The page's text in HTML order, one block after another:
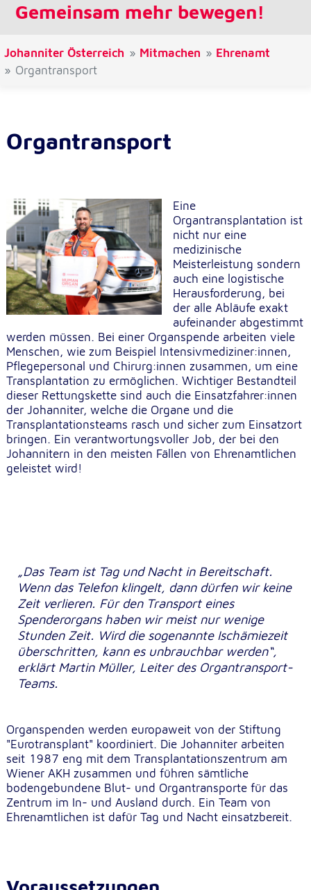
Gemeinsam mehr bewegen!
Johanniter Österreich Mitmachen
Ehrenamt
Organtransport
Organtransport
Eine
Organtransplantation ist
nicht nur eine
medizinische
Meisterleistung sondern
auch eine logistische
Herausforderung, bei
der alle Abläufe exakt
aufeinander abgestimmt
werden müssen. Bei einer Organspende arbeiten viele
Menschen, wie zum Beispiel Intensivmediziner:innen,
Pflegepersonal und Chirurg:innen zusammen, um eine
Transplantation zu ermöglichen. Wichtiger Bestandteil
dieser Rettungskette sind auch die Einsatzfahrer:innen
der Johanniter, welche die Organe und die
Transplantationsteams rasch und sicher zum Einsatzort
bringen. Ein verantwortungsvoller Job, der bei den
Johannitern in den meisten Fällen von Ehrenamtlichen
geleistet wird!
„Das Team ist Tag und Nacht in Bereitschaft.
Wenn das Telefon klingelt, dann dürfen wir keine
Zeit verlieren. Für den Transport eines
Spenderorgans haben wir meist nur wenige
Stunden Zeit. Wird die sogenannte Ischämiezeit
überschritten, kann es unbrauchbar werden“,
erklärt Martin Müller, Leiter des Organtransport-
Teams.
Organspenden werden europaweit von der Stiftung
"Eurotransplant" koordiniert. Die Johanniter arbeiten
seit 1987 eng mit dem Transplantationszentrum am
Wiener AKH zusammen und führen sämtliche
bodengebundene Blut- und Organtransporte für das
Zentrum im In- und Ausland durch. Ein Team von
Ehrenamtlichen ist dafür Tag und Nacht einsatzbereit.
cookie_consent
Einverständnis-Optionen des Benutzers
Statistik
Statistik Cookies erfassen Informationen anonym.
Diese Informationen helfen uns zu verstehen, wie
unsere Besucher unsere Website nutzen.
Google Analytics
Name:
_ga, _gid, _gac_gb_
Anbieter:
Google LLC
Zweck:
Erhebung von Statistiken zur Website-Nutzung
Cookie Laufzeit:
24 Stunden - 2 Jahre
Externe Dienste
Um Inhalte von Videoplattformen und
Kartendiensten anzeigen zu können, werden von
diesen externen Diensten Cookies gesetzt.
Anbieter:
Google LLC
Zweck:
Einbinden und Anzeigen von Videos
Google Maps